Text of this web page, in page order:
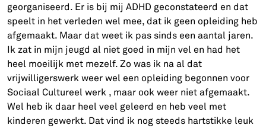
georganiseerd. Er is bij mij ADHD geconstateerd en dat
speelt in het verleden wel mee, dat ik geen opleiding heb
afgemaakt. Maar dat weet ik pas sinds een aantal jaren.
Ik zat in mijn jeugd al niet goed in mijn vel en had het
heel moeilijk met mezelf. Zo was ik na al dat
vrijwilligerswerk weer wel een opleiding begonnen voor
Sociaal Cultureel werk , maar ook weer niet afgemaakt.
Wel heb ik daar heel veel geleerd en heb veel met
kinderen gewerkt. Dat vind ik nog steeds hartstikke leuk